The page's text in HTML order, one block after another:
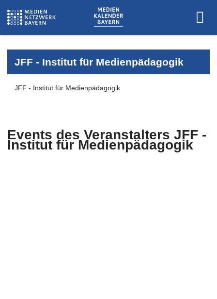
JFF - Institut für Medienpädagogik
JFF - Institut für Medienpädagogik
Events des Veranstalters JFF -
Institut für Medienpädagogik